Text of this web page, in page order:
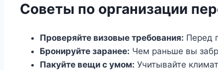
Советы по организации
Проверяйте визовые требования: Перед
Бронируйте заранее: Чем раньше вы
Пакуйте вещи с умом: Учитывайте